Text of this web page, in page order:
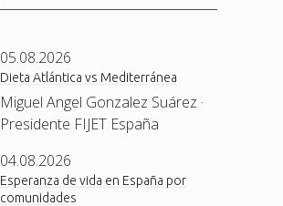
05.08.2026
Dieta Atlántica vs Mediterránea
Miguel Angel Gonzalez Suárez ·
Presidente FIJET España
04.08.2026
Esperanza de vida en España por
comunidades